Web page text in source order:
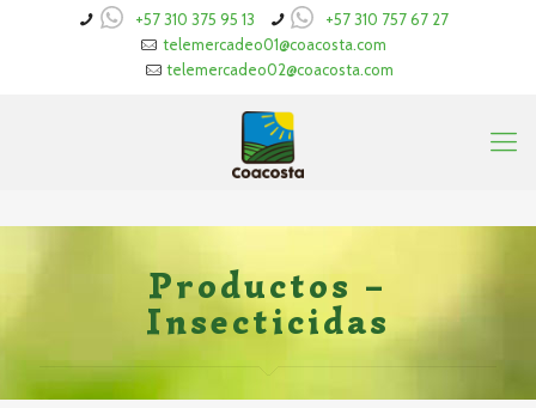
+57 310 375 95 13
+57 310 757 67 27
telemercadeo01@coacosta.com
telemercadeo02@coacosta.com
Productos –
Insecticidas